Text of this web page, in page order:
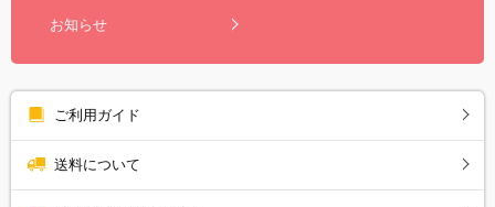
お知らせ
ご利用ガイド
送料について